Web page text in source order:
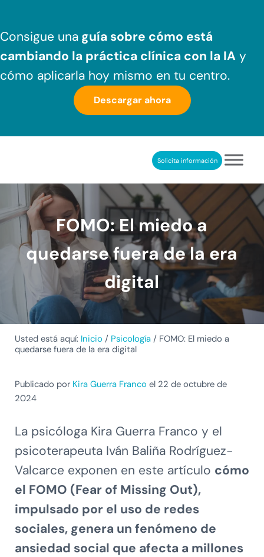
Consigue una guía sobre cómo está
cambiando la práctica clínica con la IA y
cómo aplicarla hoy mismo en tu centro.
Descargar ahora
REHABILITACIÓN COGNITIVA PROFESIONALSolicita información
FOMO: El miedo a
quedarse fuera de la era
digital
Usted está aquí: Inicio / Psicología / FOMO: El miedo a
quedarse fuera de la era digital
Publicado por Kira Guerra Franco el 22 de octubre de
2024
La psicóloga Kira Guerra Franco y el
psicoterapeuta Iván Baliña Rodríguez-
Valcarce exponen en este artículo cómo
el FOMO (Fear of Missing Out),
impulsado por el uso de redes
sociales, genera un fenómeno de
ansiedad social que afecta a millones